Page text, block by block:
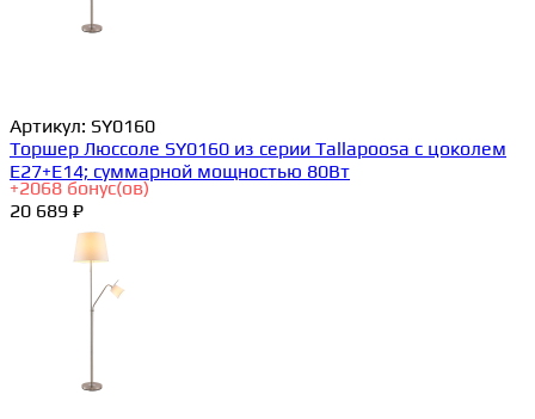
Артикул: SY0160
Торшер Люссоле SY0160 из серии Tallapoosa с цоколем
E27+E14; суммарной мощностью 80Вт
+2068 бонус(ов)
20 689 ₽